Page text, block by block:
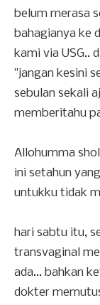
belum merasa
bahagianya ke
kami via USG..
"jangan kesini
sebulan sekali
memberitahu
Allohumma
ini setahun
untukku tidak
hari sabtu itu,
transvaginal
ada... bahkan
dokter